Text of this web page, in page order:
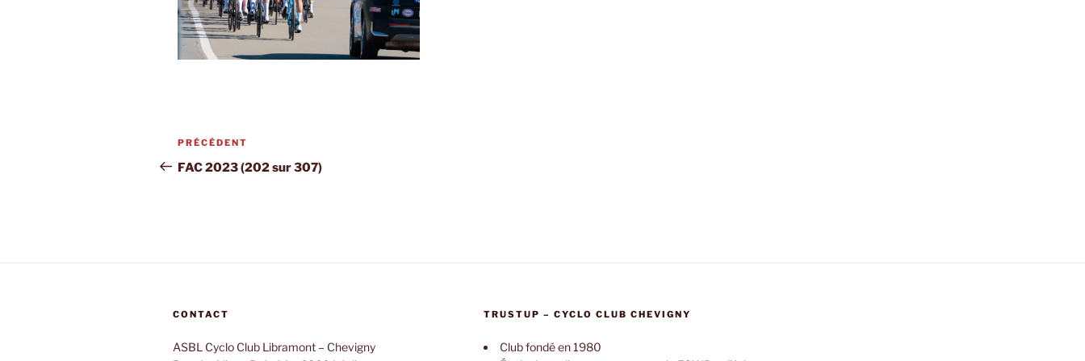
Navigation
de
Article
précédent
PRÉCÉDENT
FAC 2023 (202 sur 307)
CONTACT
ASBL Cyclo Club Libramont – Chevigny
TRUSTUP – CYCLO CLUB CHEVIGNY
Club fondé en 1980